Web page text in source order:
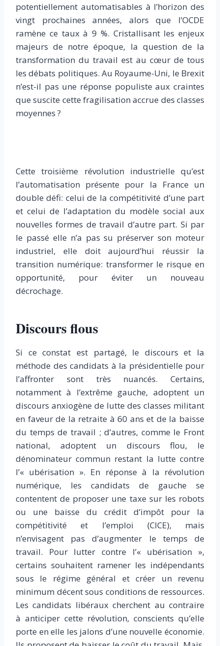
potentiellement automatisables à l’horizon des
vingt prochaines années, alors que l’OCDE
ramène ce taux à 9 %. Cristallisant les enjeux
majeurs de notre époque, la question de la
transformation du travail est au cœur de tous
les débats politiques. Au Royaume-Uni, le Brexit
n’est-il pas une réponse populiste aux craintes
que suscite cette fragilisation ­accrue des classes
moyennes ?
Cette troisième révolution industrielle qu’est
l’automatisation présente pour la France un
double défi: celui de la compétitivité d’une part
et celui de l’adaptation du modèle social aux
nouvelles formes de travail d’autre part. Si par
le passé elle n’a pas su préserver son moteur
industriel, elle doit aujourd’hui réussir la
transition numérique: transformer le risque en
opportunité, pour éviter un nouveau
décrochage.
Discours flous
Si ce constat est partagé, le discours et la
méthode des candidats à la présidentielle pour
l’affronter sont très nuancés. Certains,
notamment à l’extrême gauche, adoptent un
discours anxiogène de lutte des classes militant
en faveur de la retraite à 60 ans et de la baisse
du temps de travail ; d’autres, comme le Front
national, adoptent un discours flou, le
dénominateur commun restant la lutte contre
l’« ubérisation ». En réponse à la révolution
numérique, les candidats de gauche se
contentent de proposer une taxe sur les robots
ou une baisse du crédit d’impôt pour la
compétitivité et l’emploi (CICE), mais
n’envisagent pas d’augmenter le temps de
travail. Pour lutter contre l’« ubérisation »,
certains souhaitent ramener les indépendants
sous le régime général et créer un revenu
minimum décent sous conditions de ressources.
Les candidats libéraux cherchent au contraire
à anticiper cette révolution, conscients qu’elle
porte en elle les jalons d’une nouvelle économie.